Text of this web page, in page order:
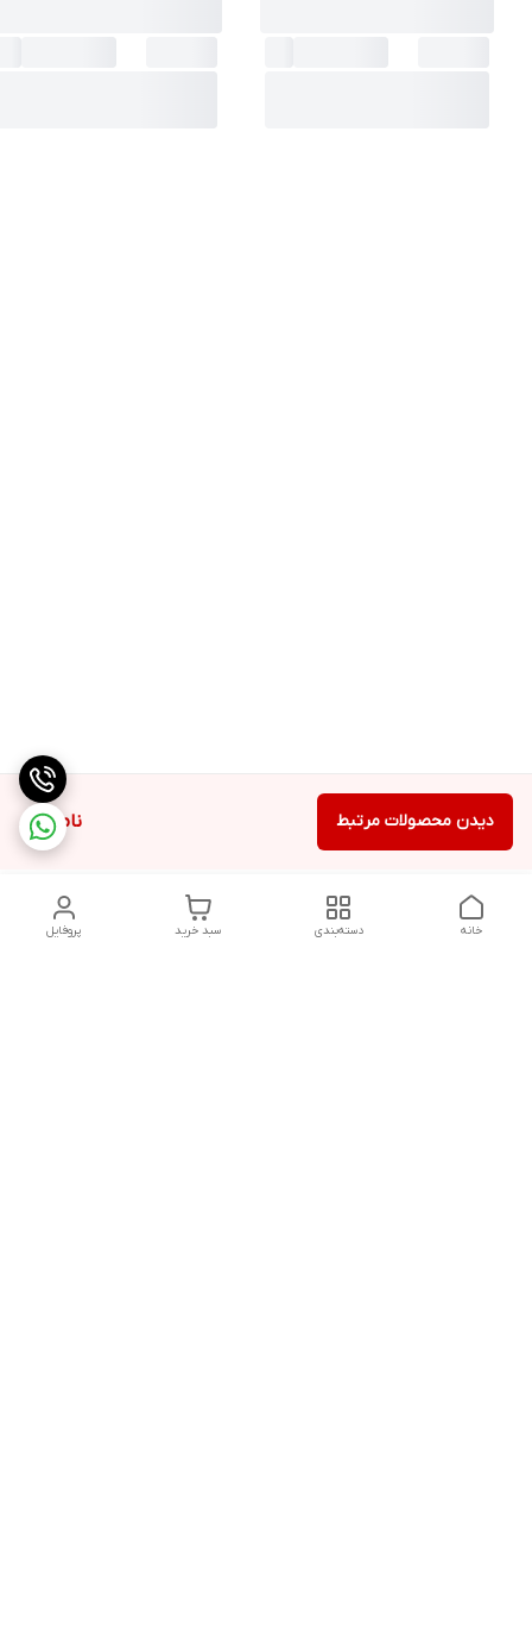
ناموجود دیدن محصولات مرتبط
پروفایل سبد خرید دسته‌بندی خانه